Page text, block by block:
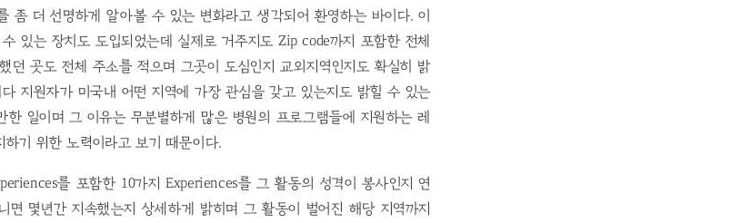
좀 더 선명하게 알아볼 수 있는 변화라고 생각되어 환영하는 바이다. 이
있는 장치도 도입되었는데 실제로 거주지도 Zip code까지 포함한 전체
던 곳도 전체 주소를 적으며 그곳이 도심인지 교외지역인지도 확실히 밝
지원자가 미국내 어떤 지역에 가장 관심을 갖고 있는지도 밝힐 수 있는
한 일이며 그 이유는 무분별하게 많은 병원의 프로그램들에 지원하는 레
기 위한 노력이라고 보기 때문이다.
를 포함한 10가지 Experiences를 그 활동의 성격이 봉사인지 연
면 몇년간 지속했는지 상세하게 밝히며 그 활동이 벌어진 해당 지역까지